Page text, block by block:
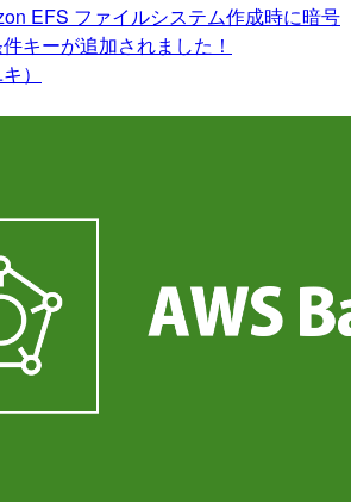
EFS ファイルシステム作成時に暗号
キーが追加されました！
）